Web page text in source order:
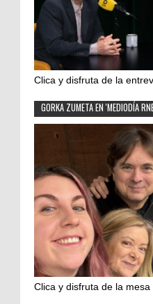
Clica y disfruta de la
GORKA ZUMETA EN 'MEDIODÍA
Clica y disfruta de la